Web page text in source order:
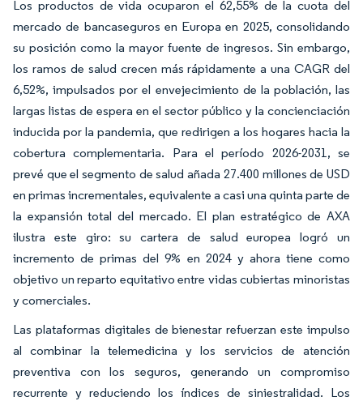
Los productos de vida ocuparon el 62,55% de la cuota del
mercado de bancaseguros en Europa en 2025, consolidando
su posición como la mayor fuente de ingresos. Sin embargo,
los ramos de salud crecen más rápidamente a una CAGR del
6,52%, impulsados por el envejecimiento de la población, las
largas listas de espera en el sector público y la concienciación
inducida por la pandemia, que redirigen a los hogares hacia la
cobertura complementaria. Para el período 2026-2031, se
prevé que el segmento de salud añada 27.400 millones de USD
en primas incrementales, equivalente a casi una quinta parte de
la expansión total del mercado. El plan estratégico de AXA
ilustra este giro: su cartera de salud europea logró un
incremento de primas del 9% en 2024 y ahora tiene como
objetivo un reparto equitativo entre vidas cubiertas minoristas
y comerciales.
Las plataformas digitales de bienestar refuerzan este impulso
al combinar la telemedicina y los servicios de atención
preventiva con los seguros, generando un compromiso
recurrente y reduciendo los índices de siniestralidad. Los